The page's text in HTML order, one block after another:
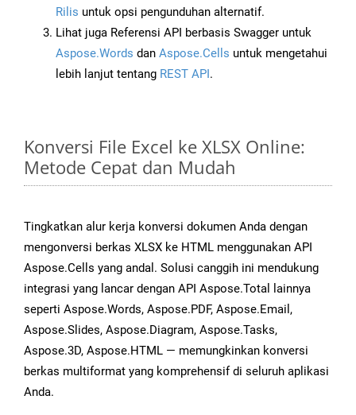
Rilis untuk opsi pengunduhan alternatif.
Lihat juga Referensi API berbasis Swagger untuk
Aspose.Words dan Aspose.Cells untuk mengetahui
lebih lanjut tentang REST API.
Konversi File Excel ke XLSX Online:
Metode Cepat dan Mudah
Tingkatkan alur kerja konversi dokumen Anda dengan
mengonversi berkas XLSX ke HTML menggunakan API
Aspose.Cells yang andal. Solusi canggih ini mendukung
integrasi yang lancar dengan API Aspose.Total lainnya
seperti Aspose.Words, Aspose.PDF, Aspose.Email,
Aspose.Slides, Aspose.Diagram, Aspose.Tasks,
Aspose.3D, Aspose.HTML — memungkinkan konversi
berkas multiformat yang komprehensif di seluruh aplikasi
Anda.